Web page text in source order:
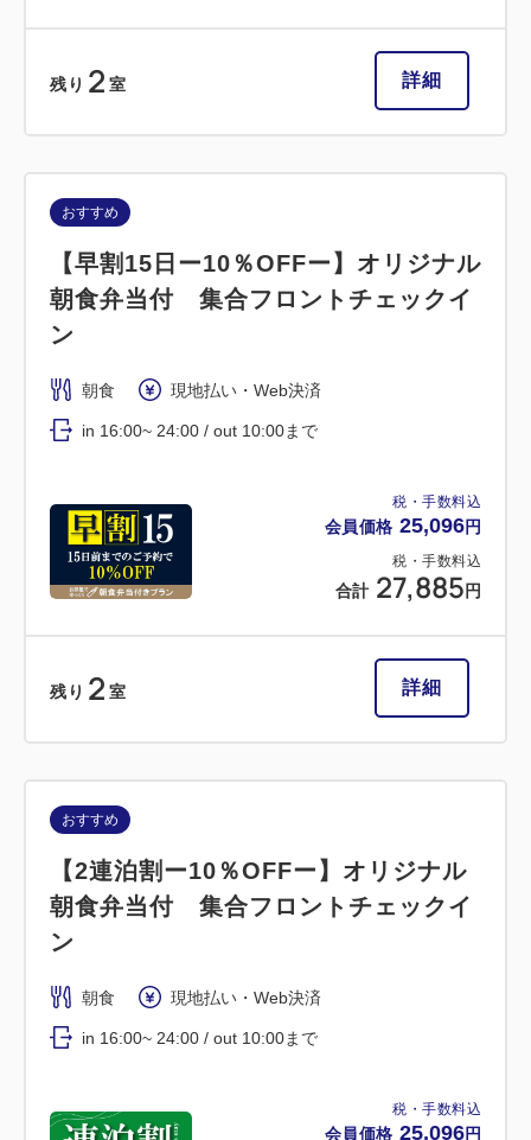
残り 2 室 詳細
税・手数料込
会員価格 25,096円
税・手数料込
合計 27,885 円
おすすめ
【早割15日ー10％OFFー】オリジナル
朝食弁当付 集合フロントチェックイ
ン
朝食 現地払い・Web決済
in 16:00~ 24:00 / out 10:00まで
残り 2 室 詳細
税・手数料込
会員価格 25,096円
おすすめ
【2連泊割ー10％OFFー】オリジナル
朝食弁当付 集合フロントチェックイ
ン
朝食 現地払い・Web決済
in 16:00~ 24:00 / out 10:00まで